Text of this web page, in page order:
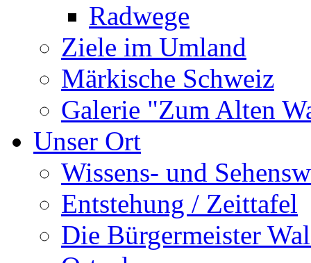
Radwege
Ziele im Umland
Märkische Schweiz
Galerie "Zum Alten
Unser Ort
Wissens- und
Entstehung / Zeittafel
Die Bürgermeister